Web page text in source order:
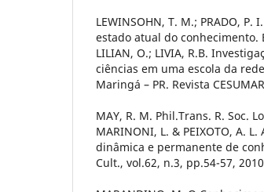
LEWINSOHN, T. M.; PRADO,
estado atual do conhecimento.
LILIAN, O.; LIVIA, R.B.
ciências em uma escola da
Maringá – PR. Revista
MAY, R. M. Phil.Trans. R. Soc.
MARINONI, L. & PEIXOTO, A.
dinâmica e permanente de
Cult., vol.62, n.3, pp.54-57,